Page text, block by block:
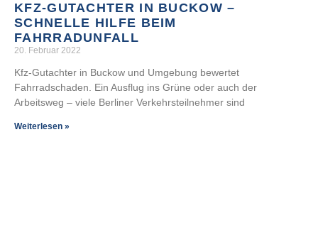
KFZ-GUTACHTER IN BUCKOW –
SCHNELLE HILFE BEIM
FAHRRADUNFALL
20. Februar 2022
Kfz-Gutachter in Buckow und Umgebung bewertet
Fahrradschaden. Ein Ausflug ins Grüne oder auch der
Arbeitsweg – viele Berliner Verkehrsteilnehmer sind
Weiterlesen »